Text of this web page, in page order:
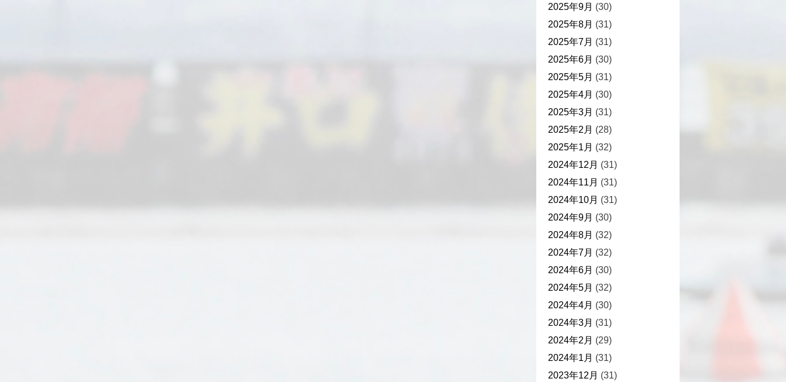
2025年9月 (30)
2025年8月 (31)
2025年7月 (31)
2025年6月 (30)
2025年5月 (31)
2025年4月 (30)
2025年3月 (31)
2025年2月 (28)
2025年1月 (32)
2024年12月 (31)
2024年11月 (31)
2024年10月 (31)
2024年9月 (30)
2024年8月 (32)
2024年7月 (32)
2024年6月 (30)
2024年5月 (32)
2024年4月 (30)
2024年3月 (31)
2024年2月 (29)
2024年1月 (31)
2023年12月 (31)